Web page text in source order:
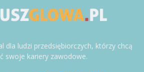
dla ludzi przedsiębiorczych, którzy chcą
swoje kariery zawodowe.